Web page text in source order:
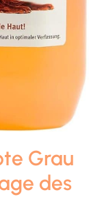
Grau
des